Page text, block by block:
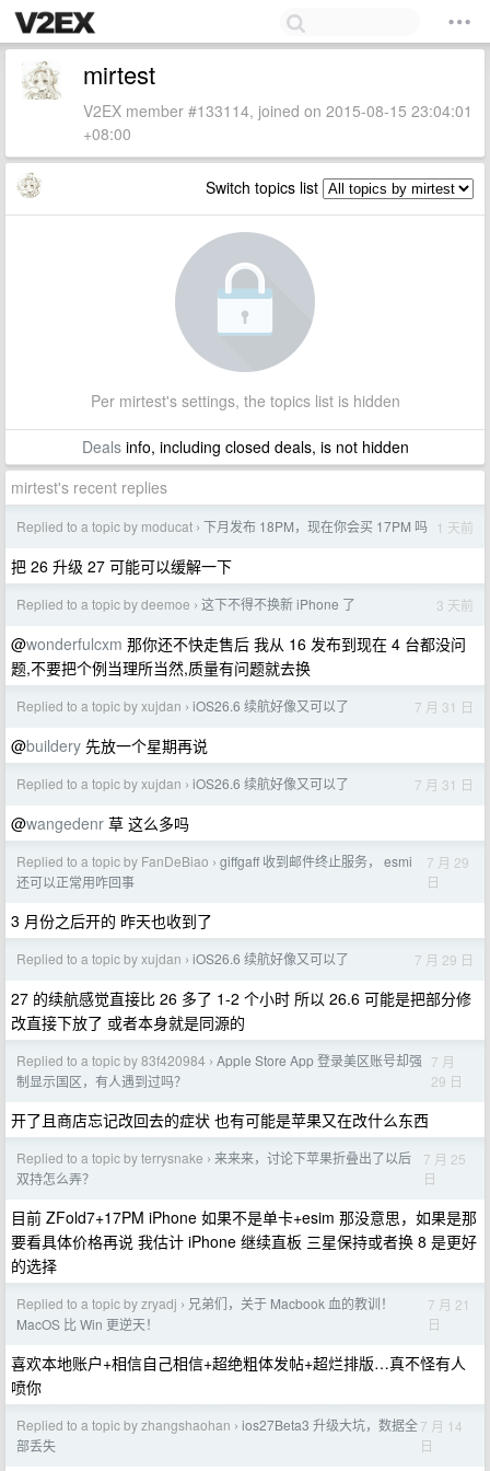
mirtest
V2EX member #133114, joined on 2015-08-15 23:04:01
+08:00
Switch topics list
Per mirtest's settings, the topics list is hidden
Dealsinfo, including closed deals, is not hidden
mirtest's recent replies
Replied to a topic by moducat › 下月发布 18PM，现在你会买 17PM 吗 1 天前
把 26 升级 27 可能可以缓解一下
Replied to a topic by deemoe › 这下不得不换新 iPhone 了 3 天前
@wonderfulcxm 那你还不快走售后 我从 16 发布到现在 4 台都没问
题,不要把个例当理所当然,质量有问题就去换
Replied to a topic by xujdan › iOS26.6 续航好像又可以了 7 月 31 日
@buildery 先放一个星期再说
Replied to a topic by xujdan › iOS26.6 续航好像又可以了 7 月 31 日
@wangedenr 草 这么多吗
Replied to a topic by FanDeBiao › giffgaff 收到邮件终止服务， esmi
还可以正常用咋回事
7 月 29
日
3 月份之后开的 昨天也收到了
Replied to a topic by xujdan › iOS26.6 续航好像又可以了 7 月 29 日
27 的续航感觉直接比 26 多了 1-2 个小时 所以 26.6 可能是把部分修
改直接下放了 或者本身就是同源的
Replied to a topic by 83f420984 › Apple Store App 登录美区账号却强
制显示国区，有人遇到过吗？
7 月
29 日
开了且商店忘记改回去的症状 也有可能是苹果又在改什么东西
Replied to a topic by terrysnake › 来来来，讨论下苹果折叠出了以后
双持怎么弄？
7 月 25
日
目前 ZFold7+17PM iPhone 如果不是单卡+esim 那没意思，如果是那
要看具体价格再说 我估计 iPhone 继续直板 三星保持或者换 8 是更好
的选择
Replied to a topic by zryadj › 兄弟们，关于 Macbook 血的教训！
MacOS 比 Win 更逆天！
7 月 21
日
喜欢本地账户+相信自己相信+超绝粗体发帖+超烂排版…真不怪有人
喷你
Replied to a topic by zhangshaohan › ios27Beta3 升级大坑，数据全
部丢失
7 月 14
日